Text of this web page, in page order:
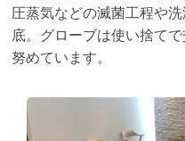
圧蒸気などの滅菌工程や
底。グローブは使い捨て
努めています。